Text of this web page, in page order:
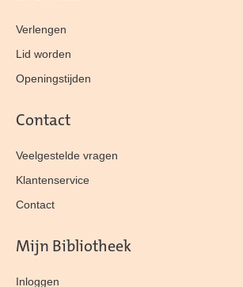
Verlengen
Lid worden
Openingstijden
Contact
Veelgestelde vragen
Klantenservice
Contact
Mijn Bibliotheek
Inloggen